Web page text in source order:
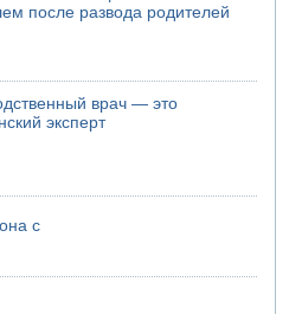
после развода родителей
врач — это
эксперт
с